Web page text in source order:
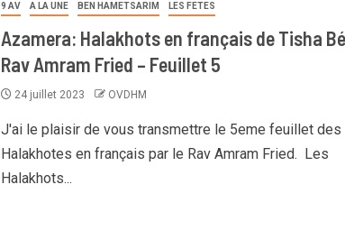
9 AV A LA UNE BEN HAMETSARIM LES FETES
Azamera: Halakhots en français de Tisha
Rav Amram Fried – Feuillet 5
24 juillet 2023 OVDHM
J'ai le plaisir de vous transmettre le 5eme feuillet des
Halakhotes en français par le Rav Amram Fried. Les
Halakhots...